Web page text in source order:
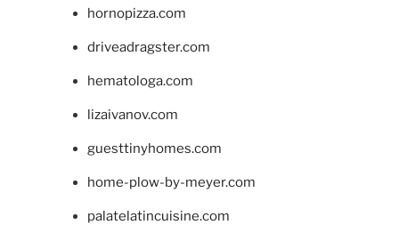
hornopizza.com
driveadragster.com
hematologa.com
lizaivanov.com
guesttinyhomes.com
home-plow-by-meyer.com
palatelatincuisine.com